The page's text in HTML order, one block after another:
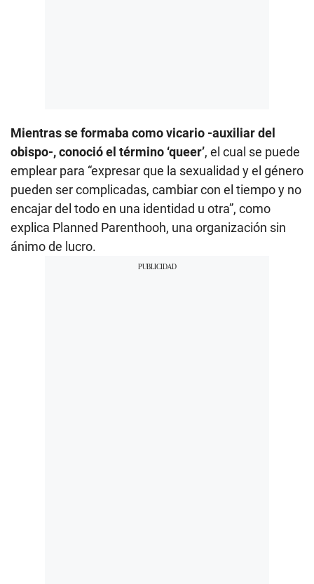
Mientras se formaba como vicario -auxiliar del
obispo-, conoció el término ‘queer’, el cual se puede
emplear para “expresar que la sexualidad y el género
pueden ser complicadas, cambiar con el tiempo y no
encajar del todo en una identidad u otra”, como
explica Planned Parenthooh, una organización sin
ánimo de lucro.